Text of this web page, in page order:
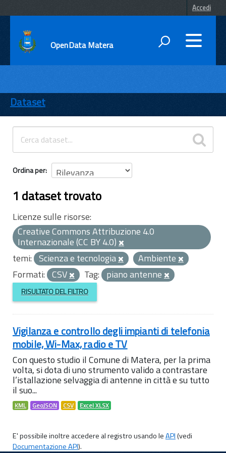
Accedi
OpenData Matera
ENTI
TEMI
INFORMAZIONI
Dataset
Ordina per
1 dataset trovato
Licenze sulle risorse:
Creative Commons Attribuzione 4.0
Internazionale (CC BY 4.0)
temi: Scienza e tecnologia
Ambiente
Formati: CSV Tag: piano antenne
RISULTATO DEL FILTRO
Vigilanza e controllo degli impianti di telefonia
mobile, Wi-Max, radio e TV
Con questo studio il Comune di Matera, per la prima
volta, si dota di uno strumento valido a contrastare
l’istallazione selvaggia di antenne in città e su tutto
il suo...
KML GeoJSON CSV Excel XLSX
E' possibile inoltre accedere al registro usando leAPI(vedi
Documentazione API).